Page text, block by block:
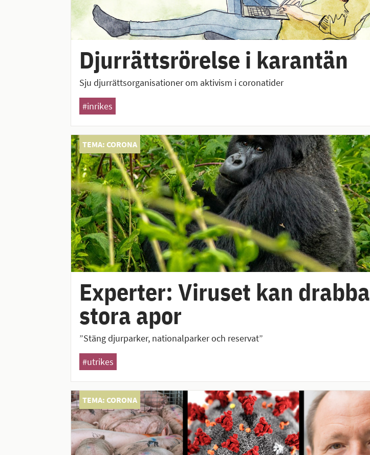
Djurrättsrörelse i karantän
Sju djurrättsorganisationer om aktivism i coronatider
#inrikes
TEMA: CORONA
Experter: Viruset kan drabba
stora apor
”Stäng djurparker, nationalparker och reservat”
#utrikes
TEMA: CORONA